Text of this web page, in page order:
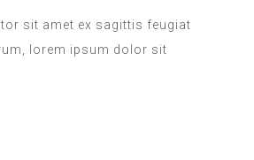
sit amet ex sagittis feugiat
lorem ipsum dolor sit